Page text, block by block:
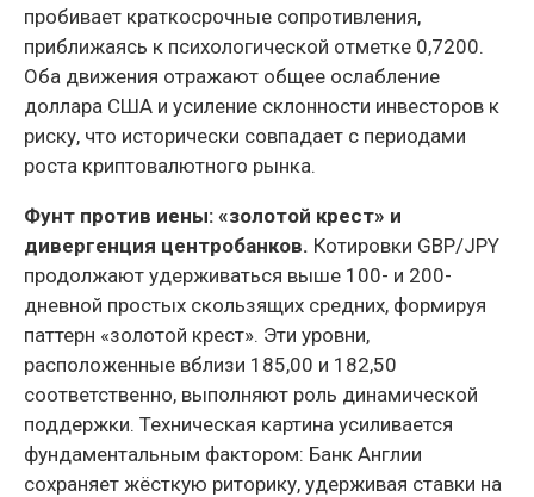
пробивает краткосрочные сопротивления,
приближаясь к психологической отметке 0,7200.
Оба движения отражают общее ослабление
доллара США и усиление склонности инвесторов к
риску, что исторически совпадает с периодами
роста криптовалютного рынка.
Фунт против иены: «золотой крест» и
дивергенция центробанков. Котировки GBP/JPY
продолжают удерживаться выше 100- и 200-
дневной простых скользящих средних, формируя
паттерн «золотой крест». Эти уровни,
расположенные вблизи 185,00 и 182,50
соответственно, выполняют роль динамической
поддержки. Техническая картина усиливается
фундаментальным фактором: Банк Англии
сохраняет жёсткую риторику, удерживая ставки на